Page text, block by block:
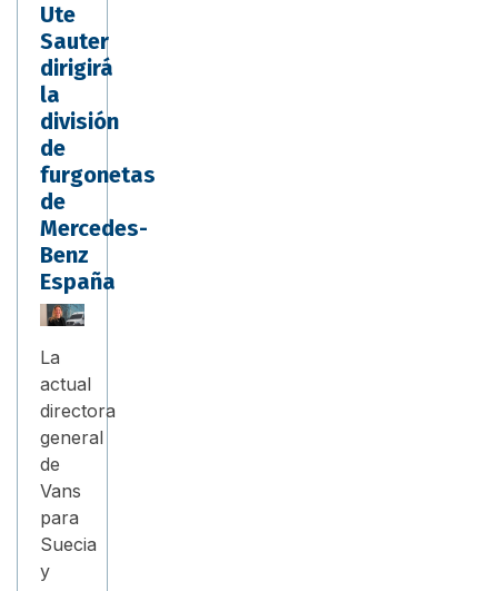
Ute
Sauter
dirigirá
la
división
de
furgonetas
de
Mercedes-
Benz
España
La
actual
directora
general
de
Vans
para
Suecia
y